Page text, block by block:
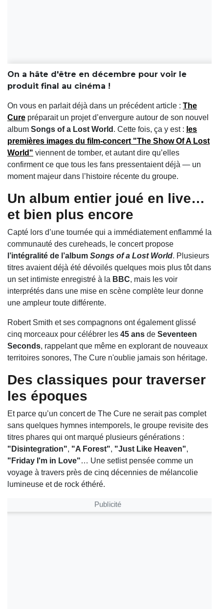
On a hâte d'être en décembre pour voir le
produit final au cinéma !
On vous en parlait déjà dans un précédent article : The
Cure préparait un projet d’envergure autour de son nouvel
album Songs of a Lost World . Cette fois, ça y est : les
premières images du film-concert "The Show Of A Lost
World" viennent de tomber, et autant dire qu’elles
confirment ce que tous les fans pressentaient déjà — un
moment majeur dans l’histoire récente du groupe.
Un album entier joué en live…
et bien plus encore
Capté lors d’une tournée qui a immédiatement enflammé la
communauté des cureheads, le concert propose
l’intégralité de l’album Songs of a Lost World. Plusieurs
titres avaient déjà été dévoilés quelques mois plus tôt dans
un set intimiste enregistré à la BBC, mais les voir
interprétés dans une mise en scène complète leur donne
une ampleur toute différente.
Robert Smith et ses compagnons ont également glissé
cinq morceaux pour célébrer les 45 ans de Seventeen
Seconds, rappelant que même en explorant de nouveaux
territoires sonores, The Cure n'oublie jamais son héritage.
Des classiques pour traverser
les époques
Et parce qu’un concert de The Cure ne serait pas complet
sans quelques hymnes intemporels, le groupe revisite des
titres phares qui ont marqué plusieurs générations :
"Disintegration", "A Forest", "Just Like Heaven",
"Friday I'm in Love"… Une setlist pensée comme un
voyage à travers près de cinq décennies de mélancolie
lumineuse et de rock éthéré.
Publicité